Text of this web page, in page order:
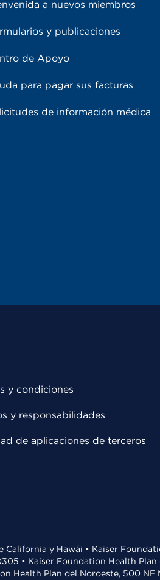
a nuevos miembros
y publicaciones
de Apoyo
para pagar sus facturas
de información médica
y condiciones
y responsabilidades
de aplicaciones de terceros
y Hawái • Kaiser
• Kaiser Foundation Health
Health Plan del Noroeste, 500 NE